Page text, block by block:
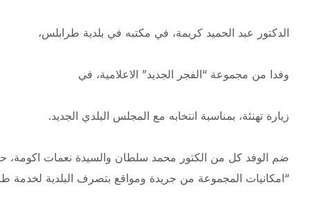
الدكتور عبد الحميد كريمة، في مكتبه في بلدية طرابلس،
وفدا من مجموعة “الفجر الجديد” الاعلامية، في
زيارة تهنئة، بمناسبة انتخابه مع المجلس البلدي الجديد.
ضم الوفد كل من الكتور محمد سلطان والسيدة نعمات اكومة،
“امكانيات المجموعة من جريدة ومواقع بتصرف البلدية لخدمة